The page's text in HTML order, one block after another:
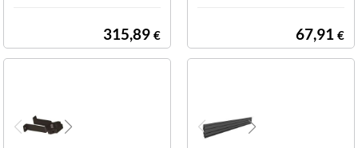
315,89 € 67,91 €